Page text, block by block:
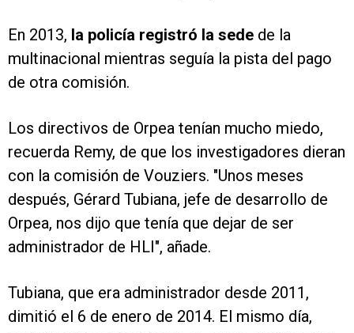
En 2013, la policía registró la sede de la
multinacional mientras seguía la pista del pago
de otra comisión.
Los directivos de Orpea tenían mucho miedo,
recuerda Remy, de que los investigadores dieran
con la comisión de Vouziers. "Unos meses
después, Gérard Tubiana, jefe de desarrollo de
Orpea, nos dijo que tenía que dejar de ser
administrador de HLI", añade.
Tubiana, que era administrador desde 2011,
dimitió el 6 de enero de 2014. El mismo día,